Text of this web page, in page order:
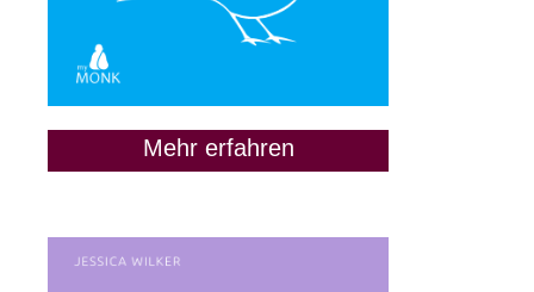
Mehr erfahren